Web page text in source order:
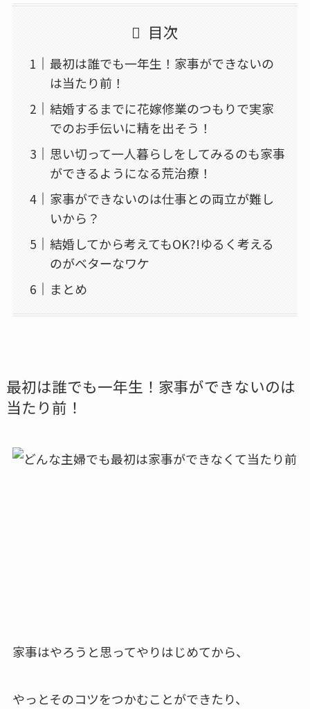
目次
最初は誰でも一年生！家事ができないの
は当たり前！
結婚するまでに花嫁修業のつもりで実家
でのお手伝いに精を出そう！
思い切って一人暮らしをしてみるのも家事
ができるようになる荒治療！
家事ができないのは仕事との両立が難し
いから？
結婚してから考えてもOK?!ゆるく考える
のがベターなワケ
まとめ
最初は誰でも一年生！家事ができないのは
当たり前！
家事はやろうと思ってやりはじめてから、
やっとそのコツをつかむことができたり、